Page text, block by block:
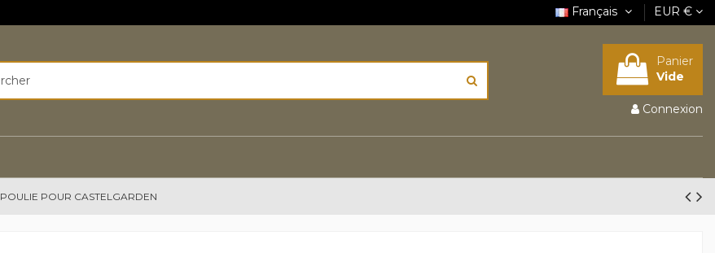
Français EUR €
Panier
Vide
Connexion
POULIE POUR CASTELGARDEN